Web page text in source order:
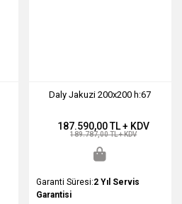
Daly Jakuzi 200x200 h:67
187.590,00 TL + KDV
189.787,00 TL + KDV
Garanti Süresi:2 Yıl Servis
Garantisi